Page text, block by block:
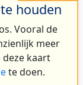
houden
Vooral de
meer
deze kaart
te doen.